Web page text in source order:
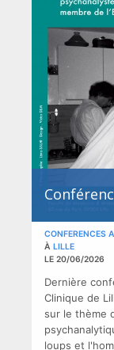
CONFERENCES
À LILLE
LE 20/06/2026
Dernière
Clinique de
sur le thème
loups et